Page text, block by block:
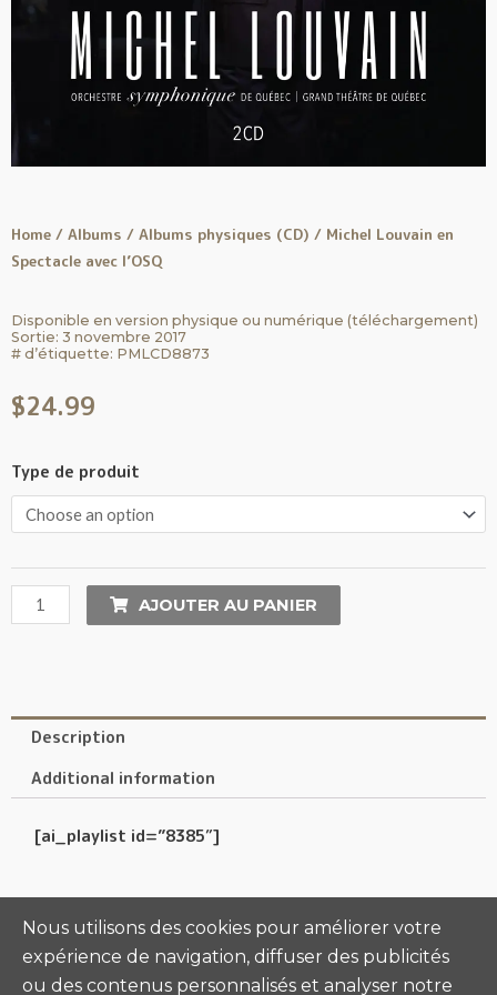
Home / Albums / Albums physiques (CD) / Michel Louvain en
Spectacle avec l’OSQ
Disponible en version physique ou numérique (téléchargement)
Sortie: 3 novembre 2017
# d’étiquette: PMLCD8873
$24.99
Type de produit
AJOUTER AU PANIER
Description
Additional information
[ai_playlist id=”8385″]
Nous utilisons des cookies pour améliorer votre
expérience de navigation, diffuser des publicités
ou des contenus personnalisés et analyser notre